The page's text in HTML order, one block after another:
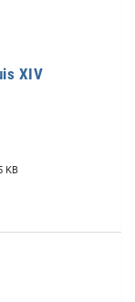
XIV
KB